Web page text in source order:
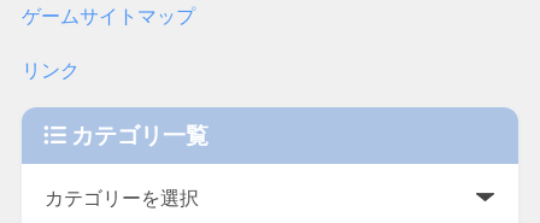
ゲームサイトマップ
リンク
カテゴリ一覧